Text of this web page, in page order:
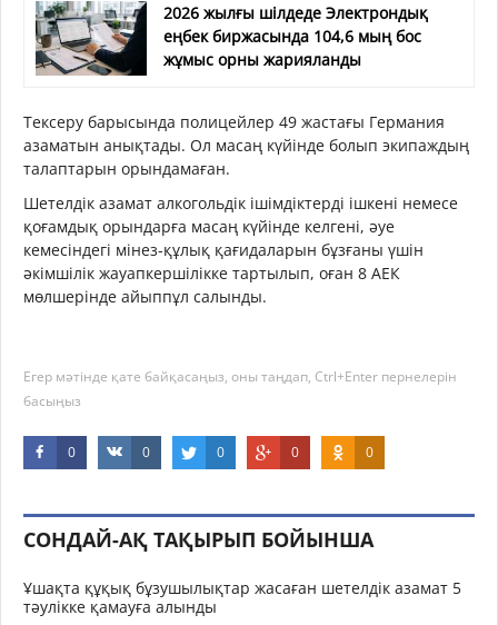
2026 жылғы шілдеде Электрондық
еңбек биржасында 104,6 мың бос
жұмыс орны жарияланды
Тексеру барысында полицейлер 49 жастағы Германия
азаматын анықтады. Ол масаң күйінде болып экипаждың
талаптарын орындамаған.
Шетелдік азамат алкогольдік ішімдіктерді ішкені немесе
қоғамдық орындарға масаң күйінде келгені, әуе
кемесіндегі мінез-құлық қағидаларын бұзғаны үшін
әкімшілік жауапкершілікке тартылып, оған 8 АЕК
мөлшерінде айыппұл салынды.
Егер мәтінде қате байқасаңыз, оны таңдап, Ctrl+Enter пернелерін
басыңыз
0 0 0 0 0
СОНДАЙ-АҚ ТАҚЫРЫП БОЙЫНША
Ұшақта құқық бұзушылықтар жасаған шетелдік азамат 5
тәулікке қамауға алынды